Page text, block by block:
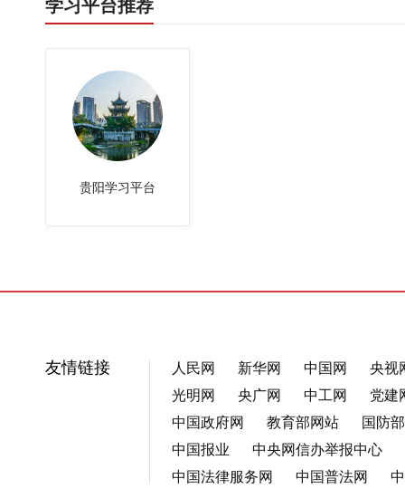
学习平台推荐
贵阳学习平台